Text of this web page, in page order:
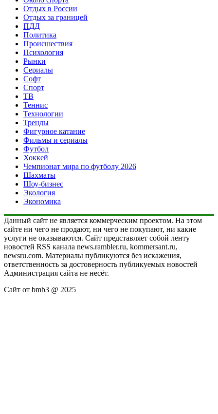
Отдых в России
Отдых за границей
ПДД
Политика
Происшествия
Психология
Рынки
Сериалы
Софт
Спорт
ТВ
Теннис
Технологии
Тренды
Фигурное катание
Фильмы и сериалы
Футбол
Хоккей
Чемпионат мира по футболу 2026
Шахматы
Шоу-бизнес
Экология
Экономика
Данный сайт не является коммерческим проектом. На этом
сайте ни чего не продают, ни чего не покупают, ни какие
услуги не оказываются. Сайт представляет собой ленту
новостей RSS канала news.rambler.ru, kommersant.ru,
newsru.com. Материалы публикуются без искажения,
ответственность за достоверность публикуемых новостей
Администрация сайта не несёт.
Сайт от bmb3 @ 2025